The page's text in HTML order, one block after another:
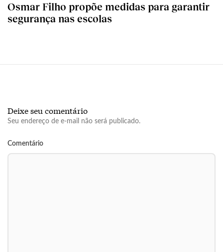
Osmar Filho propõe medidas para garantir
segurança nas escolas
Deixe seu comentário
Seu endereço de e-mail não será publicado.
Comentário